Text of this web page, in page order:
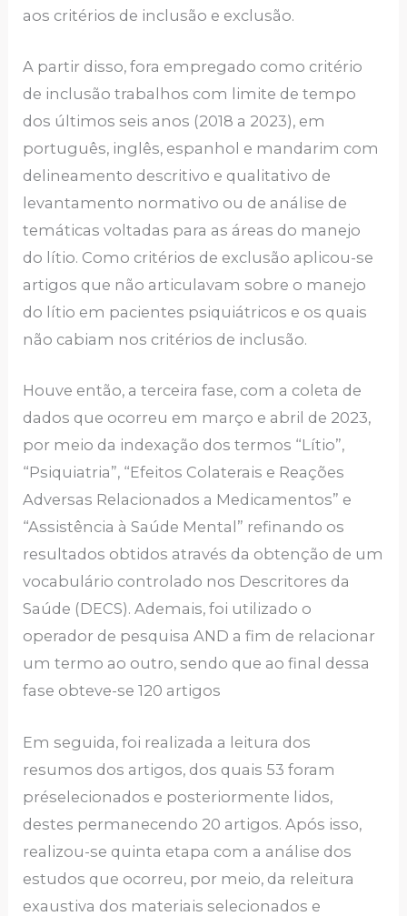
aos critérios de inclusão e exclusão.
A partir disso, fora empregado como critério
de inclusão trabalhos com limite de tempo
dos últimos seis anos (2018 a 2023), em
português, inglês, espanhol e mandarim com
delineamento descritivo e qualitativo de
levantamento normativo ou de análise de
temáticas voltadas para as áreas do manejo
do lítio. Como critérios de exclusão aplicou-se
artigos que não articulavam sobre o manejo
do lítio em pacientes psiquiátricos e os quais
não cabiam nos critérios de inclusão.
Houve então, a terceira fase, com a coleta de
dados que ocorreu em março e abril de 2023,
por meio da indexação dos termos “Lítio”,
“Psiquiatria”, “Efeitos Colaterais e Reações
Adversas Relacionados a Medicamentos” e
“Assistência à Saúde Mental” refinando os
resultados obtidos através da obtenção de um
vocabulário controlado nos Descritores da
Saúde (DECS). Ademais, foi utilizado o
operador de pesquisa AND a fim de relacionar
um termo ao outro, sendo que ao final dessa
fase obteve-se 120 artigos
Em seguida, foi realizada a leitura dos
resumos dos artigos, dos quais 53 foram
préselecionados e posteriormente lidos,
destes permanecendo 20 artigos. Após isso,
realizou-se quinta etapa com a análise dos
estudos que ocorreu, por meio, da releitura
exaustiva dos materiais selecionados e